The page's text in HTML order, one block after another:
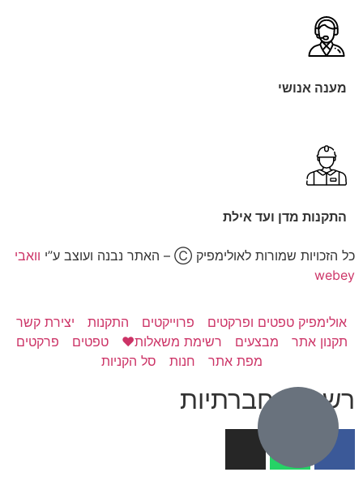
רשתות חברתיות
מענה אנושי
התקנות מדן ועד אילת
כל הזכויות שמורות לאולימפיק Ⓒ – האתר נבנה ועוצב ע”י
וואבי
webey
אולימפיק טפטים ופרקטים פרוייקטים התקנות
יצירת קשר
תקנון אתר
מבצעים רשימת משאלות❤️ טפטים
פרקטים
מפת אתר
חנות סל הקניות